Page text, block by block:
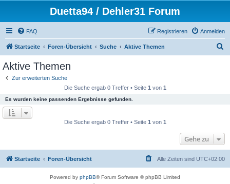
Duetta94 / Dehler31 Forum
FAQ Anmelden
Registrieren
Startseite Foren-Übersicht Suche Aktive Themen
Aktive Themen
Zur erweiterten Suche
Die Suche ergab 0 Treffer • Seite 1 von 1
Es wurden keine passenden Ergebnisse gefunden.
Die Suche ergab 0 Treffer • Seite 1 von 1
Gehe zu
Startseite Foren-Übersicht Alle Zeiten sind UTC+02:00
Powered by phpBB® Forum Software © phpBB Limited